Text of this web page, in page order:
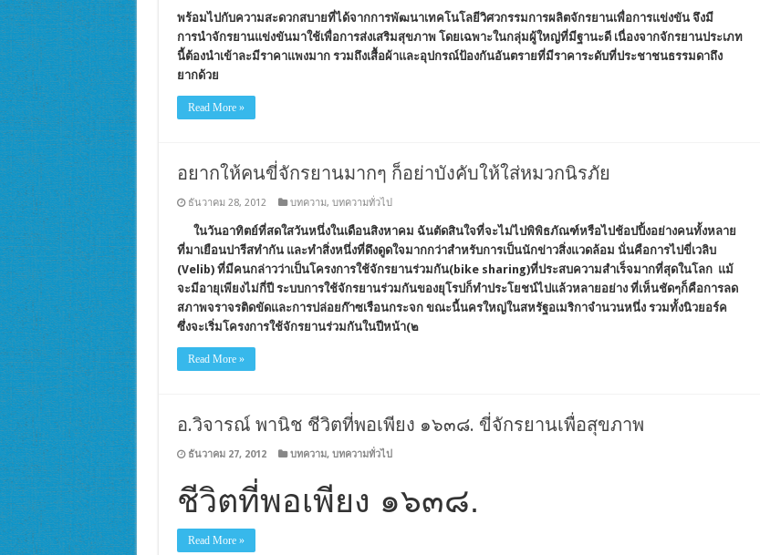
พร้อมไปกับความสะดวกสบายที่ได้จากการพัฒนาเทคโนโลยีวิศวกรรมการผลิตจักรยานเพื่อการแข่งขัน จึงมี
การนำจักรยานแข่งขันมาใช้เพื่อการส่งเสริมสุขภาพ โดยเฉพาะในกลุ่มผู้ใหญ่ที่มีฐานะดี เนื่องจากจักรยานประเภท
นี้ต้องนำเข้าละมีราคาแพงมาก รวมถึงเสื้อผ้าและอุปกรณ์ป้องกันอันตรายที่มีราคาระดับที่ประชาชนธรรมดาถึง
ยากด้วย
Read More »
อยากให้คนขี่จักรยานมากๆ ก็อย่าบังคับให้ใส่หมวกนิรภัย
ธันวาคม 28, 2012 บทความ, บทความทั่วไป
ในวันอาทิตย์ที่สดใสวันหนึ่งในเดือนสิงหาคม ฉันตัดสินใจที่จะไม่ไปพิพิธภัณฑ์หรือไปช้อปปิ้งอย่างคนทั้งหลาย
ที่มาเยือนปารีสทำกัน และทำสิ่งหนึ่งที่ดึงดูดใจมากกว่าสำหรับการเป็นนักข่าวสิ่งแวดล้อม นั่นคือการไปขี่เวลิบ
(Velib) ที่มีคนกล่าวว่าเป็นโครงการใช้จักรยานร่วมกัน(bike sharing)ที่ประสบความสำเร็จมากที่สุดในโลก แม้
จะมีอายุเพียงไม่กี่ปี ระบบการใช้จักรยานร่วมกันของยุโรปก็ทำประโยชน์ไปแล้วหลายอย่าง ที่เห็นชัดๆก็คือการลด
สภาพจราจรติดขัดและการปล่อยก๊าซเรือนกระจก ขณะนี้นครใหญ่ในสหรัฐอเมริกาจำนวนหนึ่ง รวมทั้งนิวยอร์ค
ซึ่งจะเริ่มโครงการใช้จักรยานร่วมกันในปีหน้า(๒
Read More »
อ.วิจารณ์ พานิช ชีวิตที่พอเพียง ๑๖๓๘. ขี่จักรยานเพื่อสุขภาพ
ธันวาคม 27, 2012 บทความ, บทความทั่วไป
ชีวิตที่พอเพียง ๑๖๓๘.
Read More »